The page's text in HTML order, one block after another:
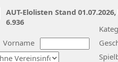
Vorname
AUT-Elolisten Stand
6.936